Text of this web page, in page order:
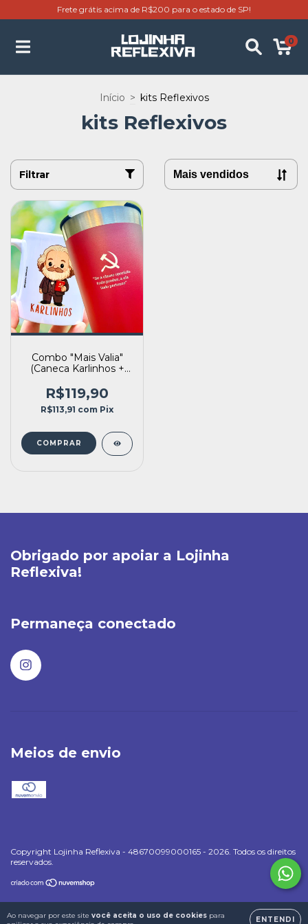
Frete grátis acima de R$200 para o estado de SP!
0
Ao navegar por este site você aceita o uso de cookies para
ENTENDI
Início > kits Reflexivos
kits Reflexivos
Filtrar
Combo "Mais Valia"
(Caneca Karlinhos +
Comunismo)
R$119,90
R$113,91 com Pix
Obrigado por apoiar a Lojinha
Reflexiva!
Permaneça conectado
Meios de envio
Copyright Lojinha Reflexiva - 48670099000165 - 2026. Todos os direitos
reservados.